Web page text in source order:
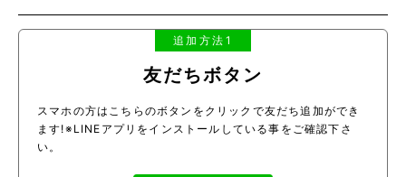
追加方法1
友だちボタン
スマホの方はこちらのボタンをクリックで友だち追加ができ
ます!※LINEアプリをインストールしている事をご確認下さ
い。